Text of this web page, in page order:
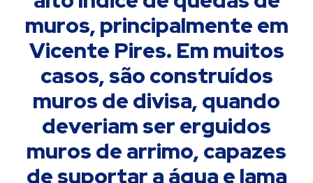
muros, principalmente em
Vicente Pires. Em muitos
casos, são construídos
muros de divisa, quando
deveriam ser erguidos
muros de arrimo, capazes
de suportar a água e lama